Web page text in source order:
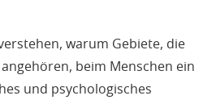
warum Gebiete, die
beim Menschen ein
und psychologisches